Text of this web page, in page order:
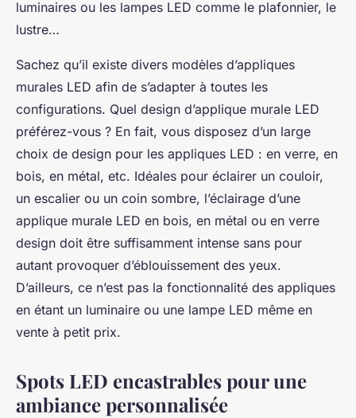
luminaires ou les lampes LED comme le plafonnier, le
lustre…
Sachez qu’il existe divers modèles d’appliques
murales LED afin de s’adapter à toutes les
configurations. Quel design d’applique murale LED
préférez-vous ? En fait, vous disposez d’un large
choix de design pour les appliques LED : en verre, en
bois, en métal, etc. Idéales pour éclairer un couloir,
un escalier ou un coin sombre, l’éclairage d’une
applique murale LED en bois, en métal ou en verre
design doit être suffisamment intense sans pour
autant provoquer d’éblouissement des yeux.
D’ailleurs, ce n’est pas la fonctionnalité des appliques
en étant un luminaire ou une lampe LED même en
vente à petit prix.
Spots LED encastrables pour une
ambiance personnalisée